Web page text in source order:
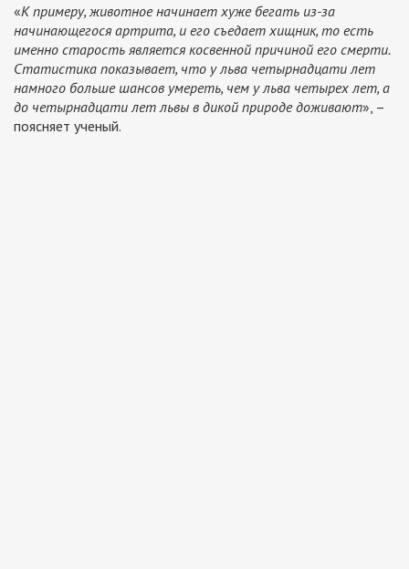
«К примеру, животное начинает хуже бегать из-за
начинающегося артрита, и его съедает хищник, то есть
именно старость является косвенной причиной его смерти.
Статистика показывает, что у льва четырнадцати лет
намного больше шансов умереть, чем у льва четырех лет, а
до четырнадцати лет львы в дикой природе доживают», –
поясняет ученый.